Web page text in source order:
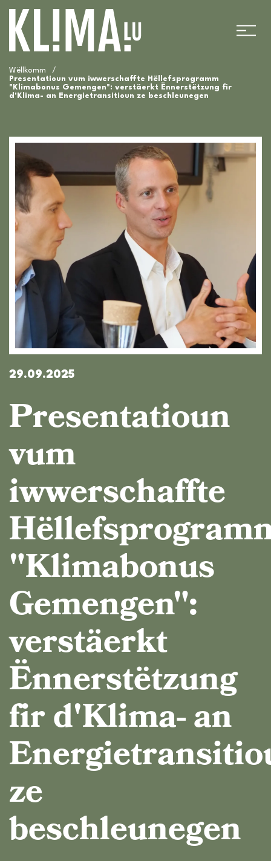
Wëllkomm
/
Presentatioun vum iwwerschaffte Hëllefsprogramm
"Klimabonus Gemengen": verstäerkt Ënnerstëtzung fir
d'Klima- an Energietransitioun ze beschleunegen
29.09.2025
Presentatioun
vum
iwwerschaffte
"Klimabonus
Gemengen":
verstäerkt
Ënnerstëtzung
fir d'Klima- an
ze
beschleunegen